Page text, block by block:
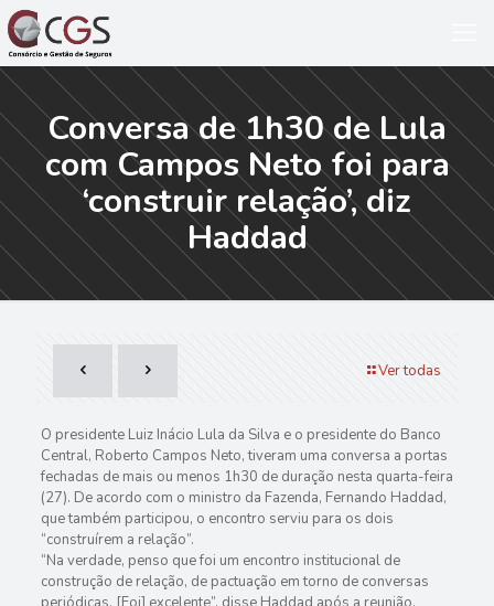
Conversa de 1h30 de Lula
com Campos Neto foi para
‘construir relação’, diz
Haddad
Ver todas
O presidente Luiz Inácio Lula da Silva e o presidente do Banco
Central, Roberto Campos Neto, tiveram uma conversa a portas
fechadas de mais ou menos 1h30 de duração nesta quarta-feira
(27). De acordo com o ministro da Fazenda, Fernando Haddad,
que também participou, o encontro serviu para os dois
“construírem a relação”.
“Na verdade, penso que foi um encontro institucional de
construção de relação, de pactuação em torno de conversas